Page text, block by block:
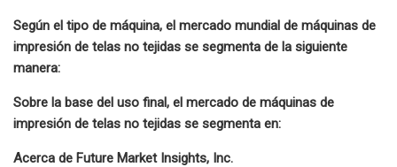
Según el tipo de máquina, el mercado mundial de máquinas de
impresión de telas no tejidas se segmenta de la siguiente
manera:
Sobre la base del uso final, el mercado de máquinas de
impresión de telas no tejidas se segmenta en:
Acerca de Future Market Insights, Inc.